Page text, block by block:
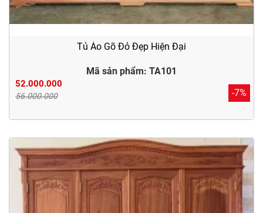
Tủ Áo Gõ Đỏ Đẹp Hiện Đại
Mã sản phẩm: TA101
52.000.000
56.000.000 -7%